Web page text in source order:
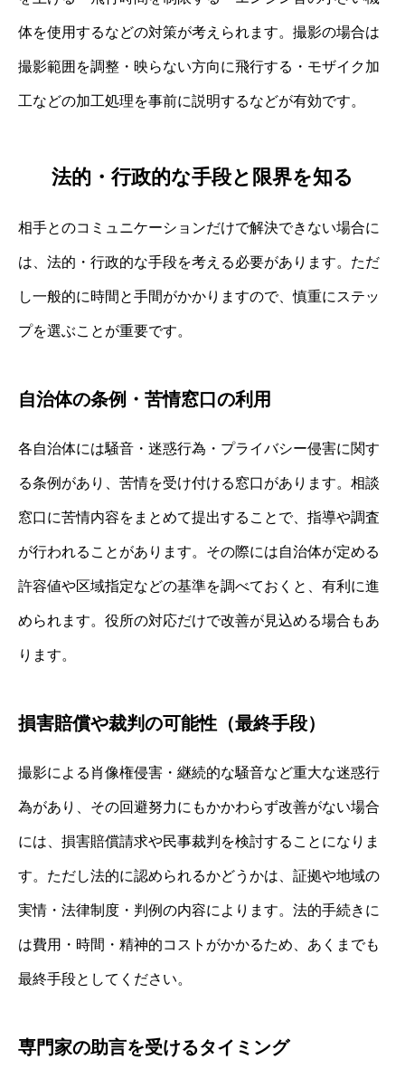
体を使用するなどの対策が考えられます。撮影の場合は
撮影範囲を調整・映らない方向に飛行する・モザイク加
工などの加工処理を事前に説明するなどが有効です。
法的・行政的な手段と限界を知る
相手とのコミュニケーションだけで解決できない場合に
は、法的・行政的な手段を考える必要があります。ただ
し一般的に時間と手間がかかりますので、慎重にステッ
プを選ぶことが重要です。
自治体の条例・苦情窓口の利用
各自治体には騒音・迷惑行為・プライバシー侵害に関す
る条例があり、苦情を受け付ける窓口があります。相談
窓口に苦情内容をまとめて提出することで、指導や調査
が行われることがあります。その際には自治体が定める
許容値や区域指定などの基準を調べておくと、有利に進
められます。役所の対応だけで改善が見込める場合もあ
ります。
損害賠償や裁判の可能性（最終手段）
撮影による肖像権侵害・継続的な騒音など重大な迷惑行
為があり、その回避努力にもかかわらず改善がない場合
には、損害賠償請求や民事裁判を検討することになりま
す。ただし法的に認められるかどうかは、証拠や地域の
実情・法律制度・判例の内容によります。法的手続きに
は費用・時間・精神的コストがかかるため、あくまでも
最終手段としてください。
専門家の助言を受けるタイミング